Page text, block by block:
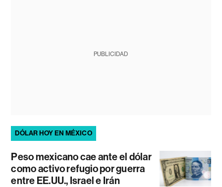
PUBLICIDAD
DÓLAR HOY EN MÉXICO
Peso mexicano cae ante el dólar
como activo refugio por guerra
entre EE.UU., Israel e Irán